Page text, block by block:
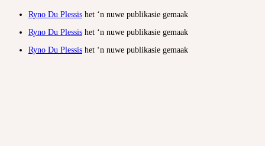
Ryno Du Plessis het ‘n nuwe publikasie gemaak
Ryno Du Plessis het ‘n nuwe publikasie gemaak
Ryno Du Plessis het ‘n nuwe publikasie gemaak